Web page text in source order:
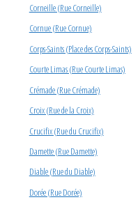
Corneille (Rue Corneille)
Cornue (Rue Cornue)
Corps-Saints (Place des Corps-Saints)
Courte Limas (Rue Courte Limas)
Crémade (Rue Crémade)
Croix (Rue de la Croix)
Crucifix (Rue du Crucifix)
Damette (Rue Damette)
Diable (Rue du Diable)
Dorée (Rue Dorée)